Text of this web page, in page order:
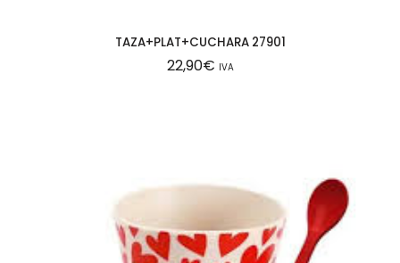
TAZA+PLAT+CUCHARA 27901
22,90€ IVA